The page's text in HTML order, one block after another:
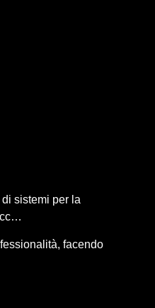
sistemi per la
facendo